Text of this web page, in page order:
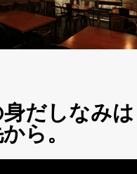
だしなみは
ら。